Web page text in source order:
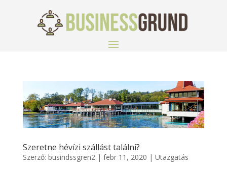
Szeretne hévízi szállást találni?
Szerző: busindssgren2| febr 11, 2020 | Utazgatás